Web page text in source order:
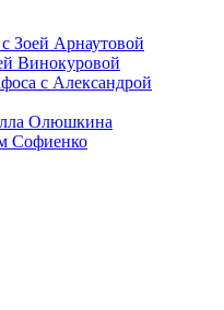
Зоей Арнаутовой
Винокуровой
с Александрой
Олюшкина
Софиенко